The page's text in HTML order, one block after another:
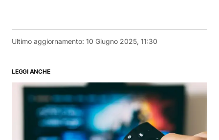
Ultimo aggiornamento: 10 Giugno 2025, 11:30
LEGGI ANCHE